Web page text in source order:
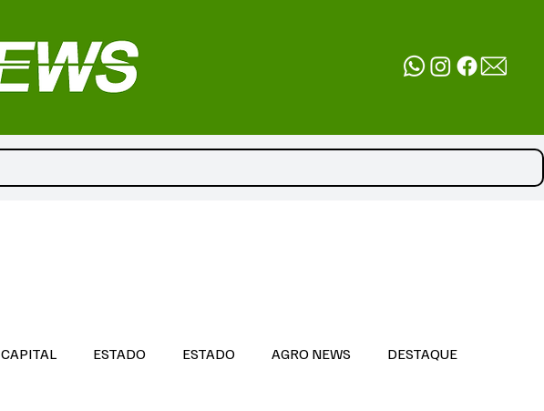
CAPITAL ESTADO ESTADO AGRO NEWS DESTAQUE